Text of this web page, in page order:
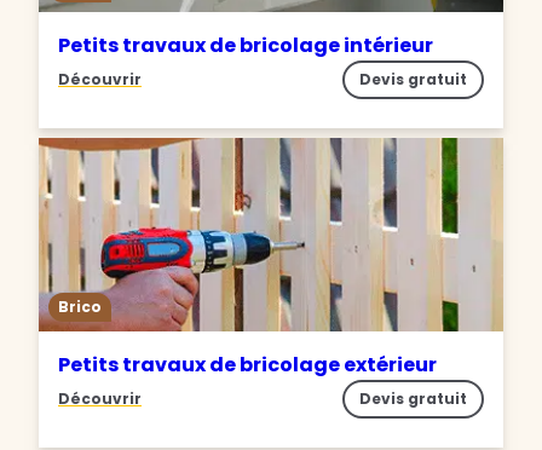
Petits travaux de bricolage intérieur
Découvrir Devis gratuit
Brico
Petits travaux de bricolage extérieur
Découvrir Devis gratuit